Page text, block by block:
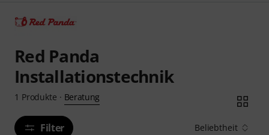
Red Panda
Installationstechnik
1 Produkte · Beratung
Filter Beliebtheit